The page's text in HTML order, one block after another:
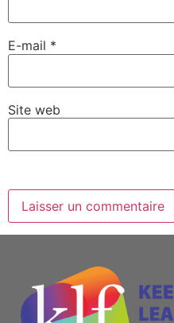
E-mail *
Site web